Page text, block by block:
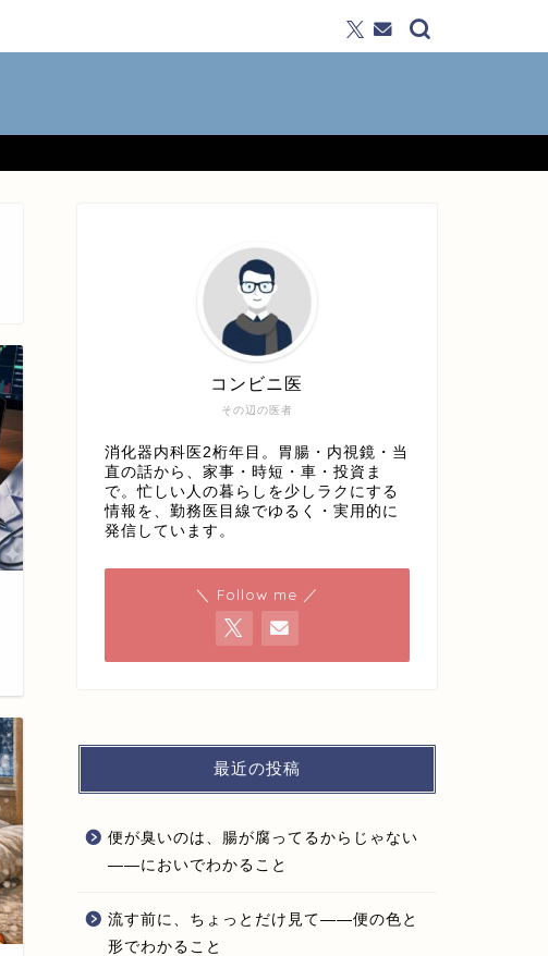
その辺の医者
コンビニ医
消化器内科医2桁年目。胃腸・内視鏡・当
直の話から、家事・時短・車・投資ま
で。忙しい人の暮らしを少しラクにする
情報を、勤務医目線でゆるく・実用的に
発信しています。
＼ Follow me ／
最近の投稿
便が臭いのは、腸が腐ってるからじゃない
——においでわかること
流す前に、ちょっとだけ見て——便の色と
形でわかること